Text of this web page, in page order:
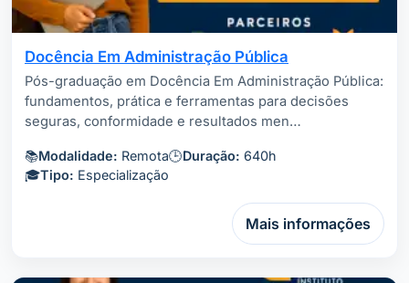
Docência Em Administração Pública
Pós-graduação em Docência Em Administração Pública:
fundamentos, prática e ferramentas para decisões
seguras, conformidade e resultados men…
📚Modalidade: Remota🕒Duração: 640h
🎓Tipo: Especialização
Mais informações